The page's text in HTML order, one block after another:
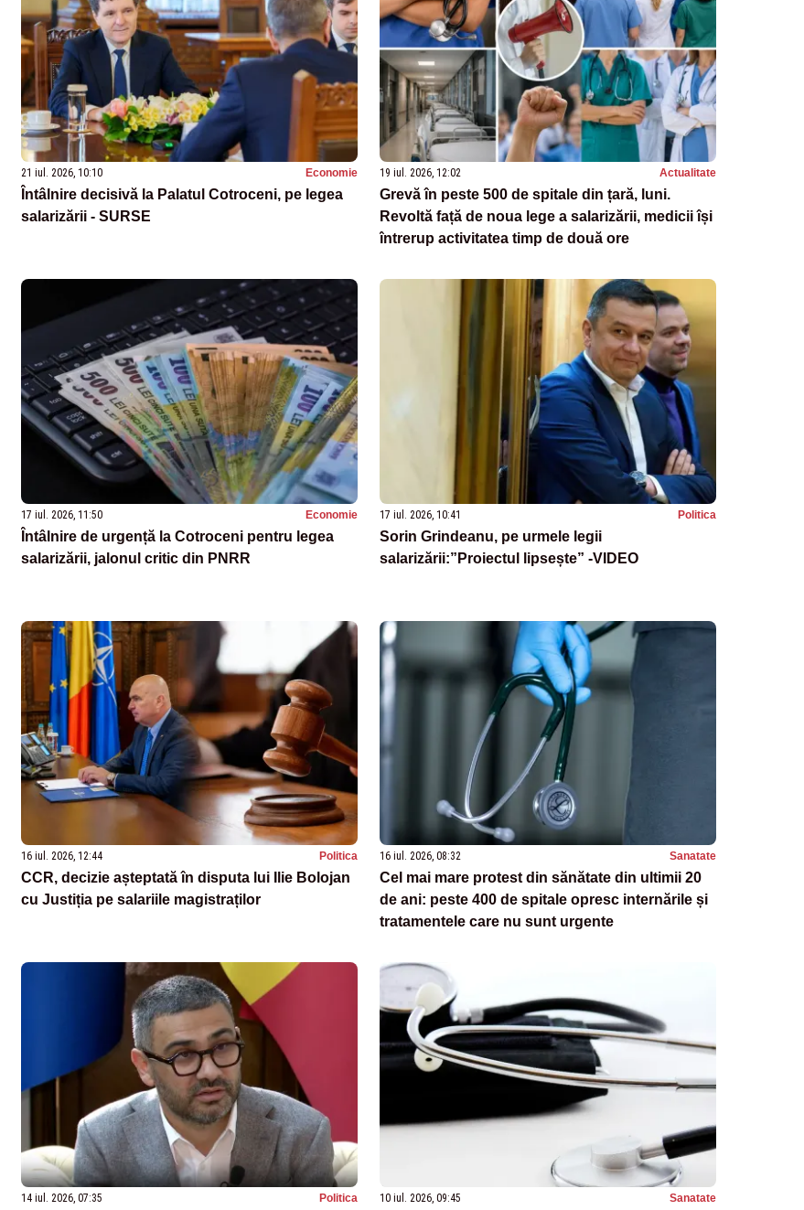
21 iul. 2026, 10:10 Economie
Întâlnire decisivă la Palatul Cotroceni, pe legea
salarizării - SURSE
19 iul. 2026, 12:02 Actualitate
Grevă în peste 500 de spitale din țară, luni.
Revoltă față de noua lege a salarizării, medicii își
întrerup activitatea timp de două ore
17 iul. 2026, 11:50 Economie
Întâlnire de urgență la Cotroceni pentru legea
salarizării, jalonul critic din PNRR
17 iul. 2026, 10:41 Politica
Sorin Grindeanu, pe urmele legii
salarizării:”Proiectul lipsește” -VIDEO
16 iul. 2026, 12:44 Politica
CCR, decizie așteptată în disputa lui Ilie Bolojan
cu Justiția pe salariile magistraților
16 iul. 2026, 08:32 Sanatate
Cel mai mare protest din sănătate din ultimii 20
de ani: peste 400 de spitale opresc internările și
tratamentele care nu sunt urgente
14 iul. 2026, 07:35 Politica 10 iul. 2026, 09:45 Sanatate